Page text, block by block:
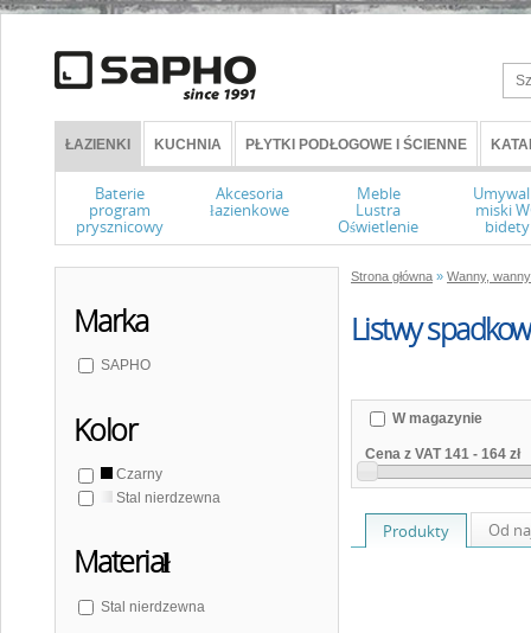
ŁAZIENKI KUCHNIA PŁYTKI PODŁOGOWE I ŚCIENNE
Baterie
program
prysznicowy
Akcesoria
łazienkowe
Meble
Lustra
Oświetlenie
miski
bidety
Strona główna » Wanny,
Listwy
Marka
SAPHO
Kolor
Czarny
Stal nierdzewna
Materiał
Stal nierdzewna
W magazynie
Cena z VAT 141 - 164 zł
Produkty Od